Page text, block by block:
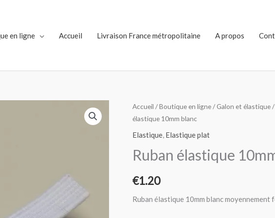
en ligne Accueil Livraison France métropolitaine A propos
Accueil /Boutique en ligne/Galon et élastique/
élastique 10mm blanc
Elastique, Elastique plat
Ruban élastique
€1.20
Ruban élastique 10mm blanc moyennement
quantité
de
Ruban
10mm